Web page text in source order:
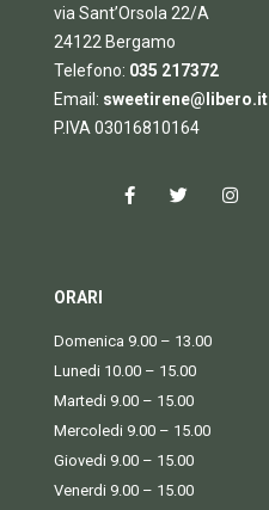
via Sant’Orsola 22/A
24122 Bergamo
Telefono: 035 217372
Email: sweetirene@libero.it
P.IVA 03016810164
ORARI
Domenica 9.00 – 13.00
Lunedi 10.00 – 15.00
Martedi 9.00 – 15.00
Mercoledi 9.00 – 15.00
Giovedi 9.00 – 15.00
Venerdi 9.00 – 15.00